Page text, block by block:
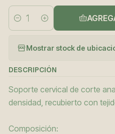
Cantidad
Mostrar stock de
DESCRIPCIÓN
Soporte cervical de corte
densidad, recubierto con
Composición: